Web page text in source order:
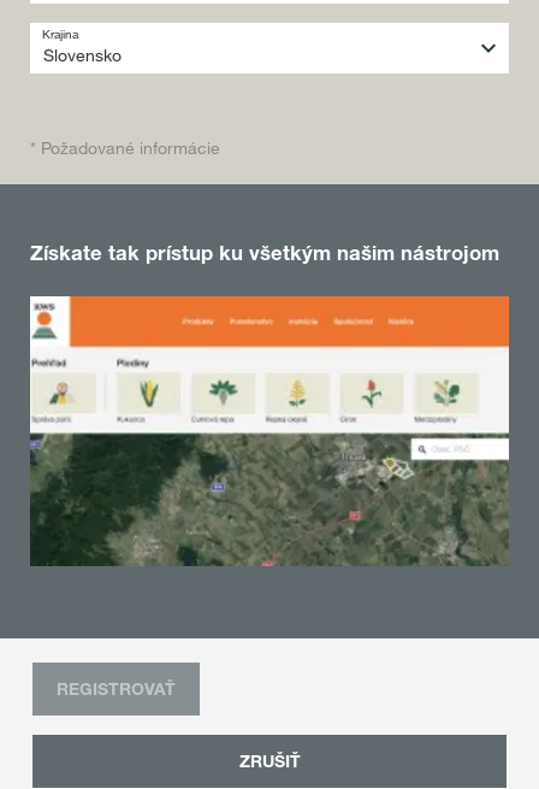
Krajina
* Požadované informácie
Získate tak prístup ku všetkým našim nástrojom
ZRUŠIŤ
REGISTROVAŤ